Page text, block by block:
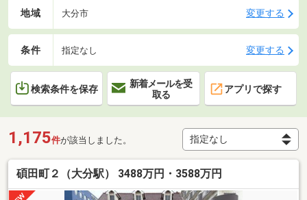
地域 大分市 変更する
条件 指定なし 変更する
検索条件を保存
新着メールを受
取る
アプリで探す
1,175件が該当しました。
碩田町２（大分駅） 3488万円・3588万円